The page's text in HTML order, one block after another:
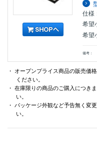
仕様
希望
希望
備考：
・ オープンプライス商品の販売価
ください。
・ 在庫限りの商品のご購入につき
い。
・ パッケージ外観など予告無く変
い。